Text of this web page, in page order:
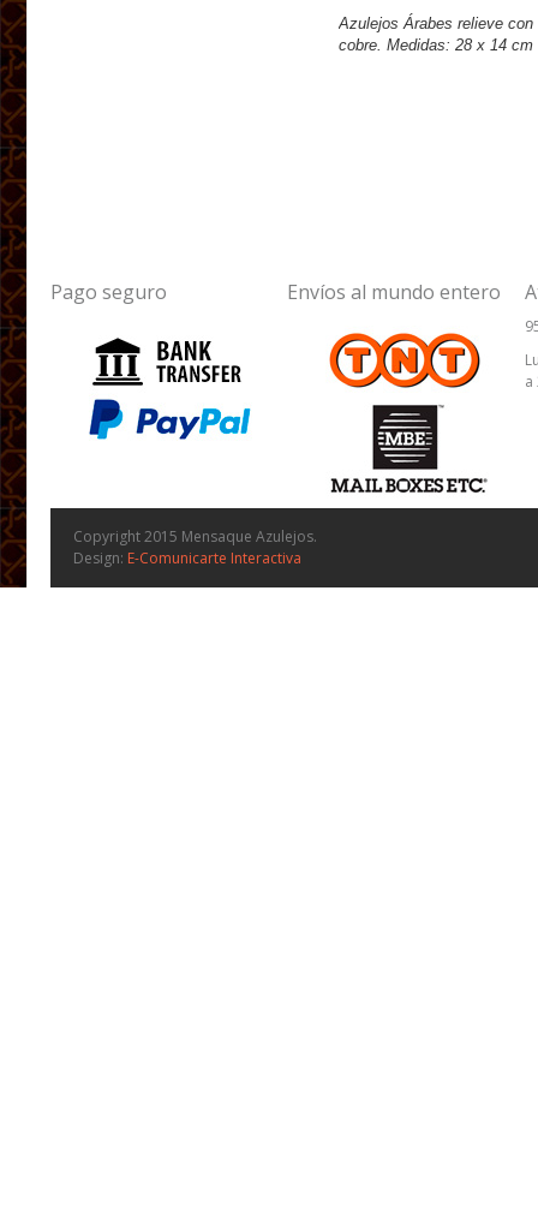
Azulejos Árabes relieve con
cobre. Medidas: 28 x 14 cm
Pago seguro Envíos al mundo entero
a
Copyright 2015 Mensaque Azulejos.
Design: E-Comunicarte Interactiva